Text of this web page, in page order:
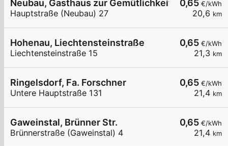
0,65 €/kWh
20,6 km
Neubau, Gasthaus zur Gemütlichkeit
Hauptstraße (Neubau) 27
0,65 €/kWh
21,3 km
Hohenau, Liechtensteinstraße
Liechtensteinstraße 15
0,65 €/kWh
21,4 km
Ringelsdorf, Fa. Forschner
Untere Hauptstraße 131
0,65 €/kWh
21,4 km
Gaweinstal, Brünner Str.
Brünnerstraße (Gaweinstal) 4